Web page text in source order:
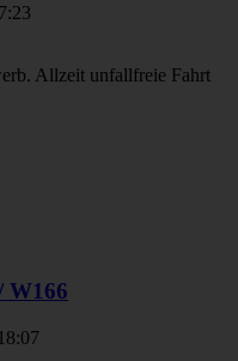
Allzeit unfallfreie Fahrt
W166